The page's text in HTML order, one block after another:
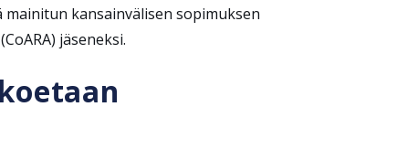
kansainvälisen sopimuksen
jäseneksi.